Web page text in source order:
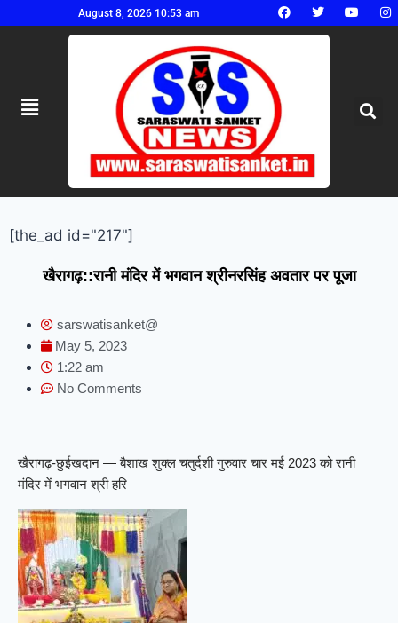
August 8, 2026 10:53 am
[the_ad id="217"]
खैरागढ़::रानी मंदिर में भगवान श्रीनरसिंह अवतार पर पूजा
sarswatisanket@
May 5, 2023
1:22 am
No Comments
खैरागढ़-छुईखदान — बैशाख शुक्ल चतुर्दशी गुरुवार चार मई 2023 को रानी
मंदिर में भगवान श्री हरि